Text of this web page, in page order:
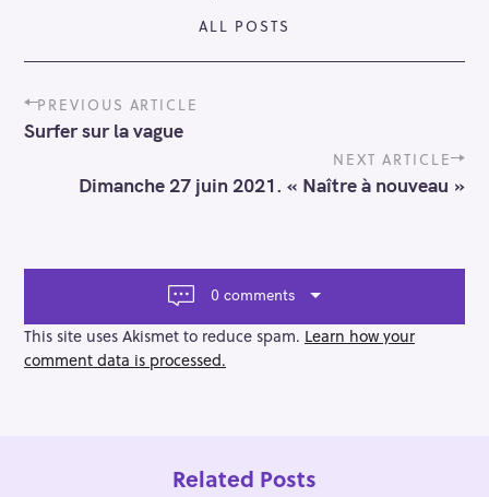
ALL POSTS
P
o
s
g
i
o
PREVIOUS ARTICLE
Surfer sur la vague
NEXT ARTICLE
Dimanche 27 juin 2021. « Naître à nouveau »
0 comments
This site uses Akismet to reduce spam. Learn how your
comment data is processed.
Related Posts